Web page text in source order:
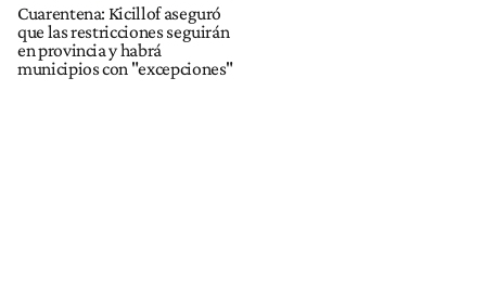
Cuarentena: Kicillof aseguró
que las restricciones seguirán
en provincia y habrá
municipios con "excepciones"